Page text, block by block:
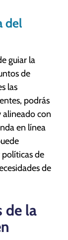
del
guiar la
de
las
podrás
alineado con
en línea
de
de
de la